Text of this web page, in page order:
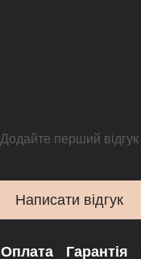
Додайте перший відгук
Написати відгук
Оплата Гарантія